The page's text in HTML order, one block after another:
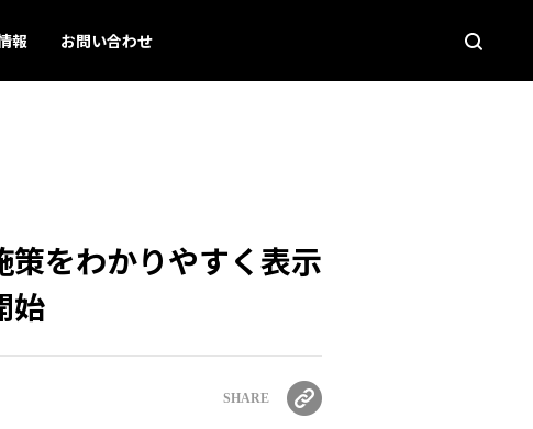
報 お問い合わせ
をわかりやすく表示
始
SHARE